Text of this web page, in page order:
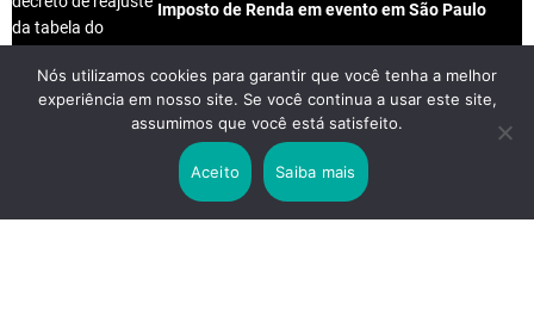
Imposto de Renda em evento em São Paulo
2 years ago
Lei Rouanet e Petrobras financiam evento em
que Lula pediu votos para Boulos
Nós utilizamos cookies para garantir que você tenha a melhor
experiência em nosso site. Se você continua a usar este site,
assumimos que você está satisfeito.
Aceito Saiba mais